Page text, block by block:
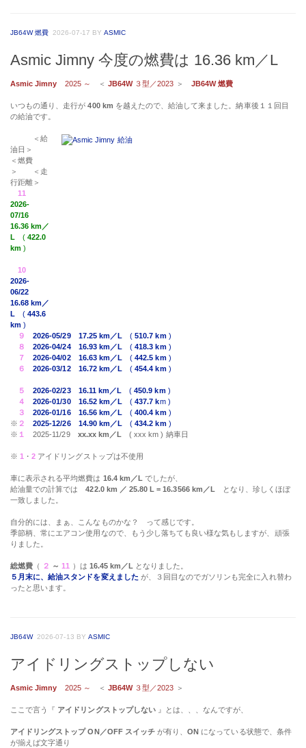
JB64W 燃費 2026-07-17 BY ASMIC
Asmic Jimny 今度の燃費は 16.36 km／L
Asmic Jimny 2025 ～ ＜ JB64W３型／2023 ＞ JB64W 燃費
いつもの通り、走行が400 km を越えたので、給油して来ました。納車後１１回目
の給油です。
＜給
油日＞
＜燃費
＞ ＜走
行距離＞
11
2026-
07/16
16.36 km／
L (422.0
km )
10
2026-
06/22
16.68 km／
L (443.6
km )
９
2026-05/29 17.25 km／L (510.7 km)
８
2026-04/24 16.93 km／L (418.3 km)
７
2026-04/02 16.63 km／L (442.5 km)
６
2026-03/12 16.72 km／L (454.4 km)
５ 2026-02/23 16.11 km／L (450.9 km)
４
2026-01/30 16.52 km／L (437.7 km )
３
2026-01/16 16.56 km／L (400.4 km)
※ ２ 2025-12/26 14.90 km／L (434.2 km)
※ １ 2025-11/29 xx.xx km／L ( xxx km ) 納車日
※1 ・2 アイドリングストップは不使用
車に表示される平均燃費は 16.4 km／L でしたが、
給油量での計算では422.0 km ／ 25.80 L = 16.3566 km／L となり、珍しくほぼ
一致しました。
自分的には、まぁ、こんなものかな？ って感じです。
季節柄、常にエアコン使用なので、もう少し落ちても良い様な気もしますが、頑張
りました。
総燃費 （ ２ ～11 ）は 16.45 km／L となりました。
５月末に、給油スタンドを変えました が、３回目なのでガソリンも完全に入れ替わ
ったと思います。
JB64W 2026-07-13 BY ASMIC
アイドリングストップしない
Asmic Jimny 2025 ～ ＜ JB64W３型／2023 ＞
ここで言う『 アイドリングストップしない』とは、、、なんですが、
アイドリングストップ ON／OFF スイッチが有り、ON になっている状態で、条件
が揃えば文字通り